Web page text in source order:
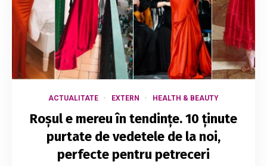
ACTUALITATE EXTERN HEALTH & BEAUTY
Roșul e mereu în tendințe. 10 ținute
purtate de vedetele de la noi,
perfecte pentru petreceri